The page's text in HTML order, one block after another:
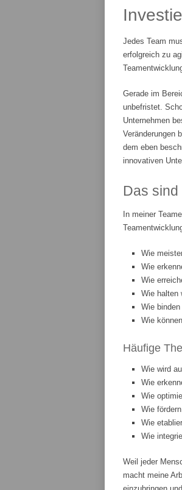
Jedes Team
erfolgreich zu
Gerade im
unbefristet.
Unternehmen
Veränderungen
dem eben
innovativen
Das
In meiner
Wie
Wie
Wie
Wie halten
Wie
Wie
Häufige
Wie wird
Wie
Wie
Wie
Wie
Wie
Weil jeder
macht meine